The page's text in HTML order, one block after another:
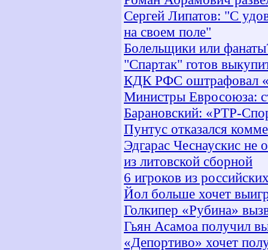
Сергей Липатов: "С
на своем поле"
Болельщики или
"Спартак" готов
КДК РФС оштрафовал
Министры Евросоюза:
Барановский: «РТР-
Пунтус отказался
Эдгарас Чеснаускис не
из литовской сборной
6 игроков из
Йол больше хочет
Голкипер «Рубина»
Гьян Асамоа получил
«Депортиво» хочет